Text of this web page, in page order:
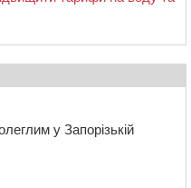
у Запорізькій